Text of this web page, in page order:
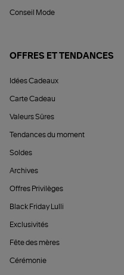
Conseil Mode
OFFRES ET TENDANCES
Idées Cadeaux
Carte Cadeau
Valeurs Sûres
Tendances du moment
Soldes
Archives
Offres Privilèges
Black Friday Lulli
Exclusivités
Fête des mères
Cérémonie